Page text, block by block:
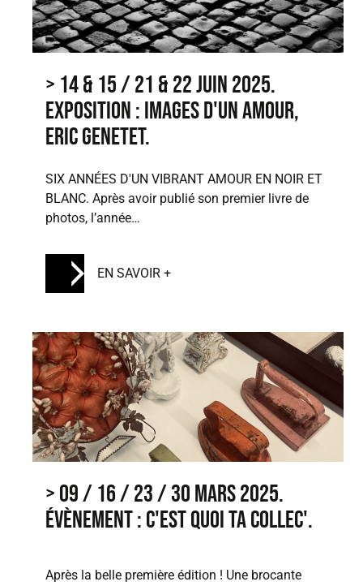
> 14 & 15 / 21 & 22 juin 2025.
Exposition : images d'un amour,
Eric Genetet.
SIX ANNÉES D'UN VIBRANT AMOUR EN NOIR ET
BLANC. Après avoir publié son premier livre de
photos, l’année…
EN SAVOIR +
> 09 / 16 / 23 / 30 mars 2025.
Évènement : C'est quoi ta collec'.
Après la belle première édition ! Une brocante